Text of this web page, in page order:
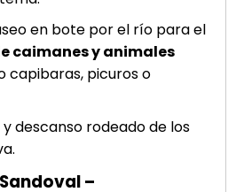
en bote por el río para el
caimanes y animales
capibaras, picuros o
descanso rodeado de los
–